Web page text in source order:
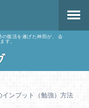
復活を遂げた神田が、 会
す。
インプット（勉強）方法